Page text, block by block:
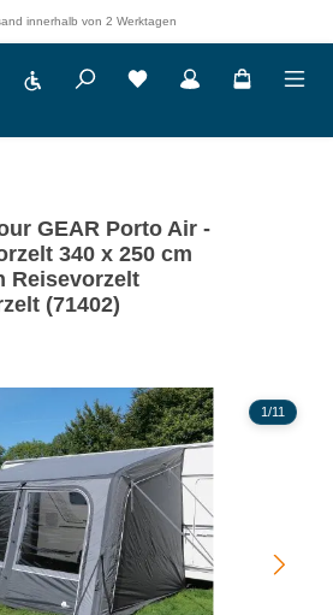
innerhalb von 2 Werktagen
Werkzeugleiste anzeigenDu hast 0 Produkte auf
GEAR Porto Air -
340 x 250 cm
Reisevorzelt
(71402)
1/11